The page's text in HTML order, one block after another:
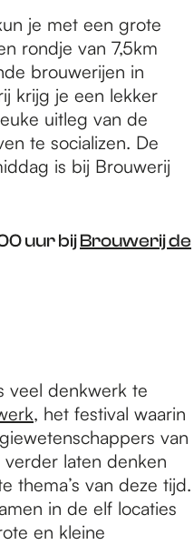
je met een grote
rondje van 7,5km
brouwerijen in
krijg je een lekker
uitleg van de
te socializen. De
is bij Brouwerij
uur bijBrouwerij de
veel denkwerk te
, het festival waarin
van
laten denken
thema’s van deze tijd.
in de elf locaties
en kleine